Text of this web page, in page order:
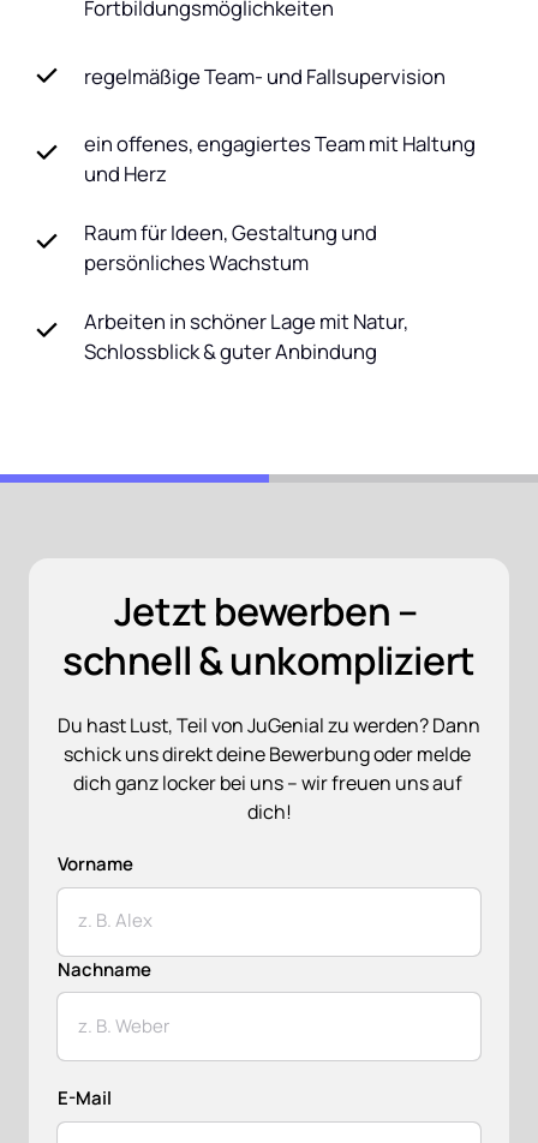
Fortbildungsmöglichkeiten
regelmäßige Team- und Fallsupervision
ein offenes, engagiertes Team mit Haltung
und Herz
Raum für Ideen, Gestaltung und
persönliches Wachstum
Arbeiten in schöner Lage mit Natur,
Schlossblick & guter Anbindung
Jetzt bewerben –
schnell & unkompliziert
Du hast Lust, Teil von JuGenial zu werden? Dann
schick uns direkt deine Bewerbung oder melde
dich ganz locker bei uns – wir freuen uns auf
dich!
Vorname
Vorname
Nachname
E-Mail